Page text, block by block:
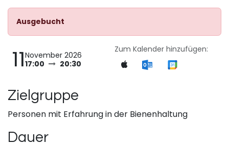
Ausgebucht
11November 2026
17:00
20:30
Zum Kalender hinzufügen:
Zielgruppe
Personen mit Erfahrung in der Bienenhaltung
Dauer